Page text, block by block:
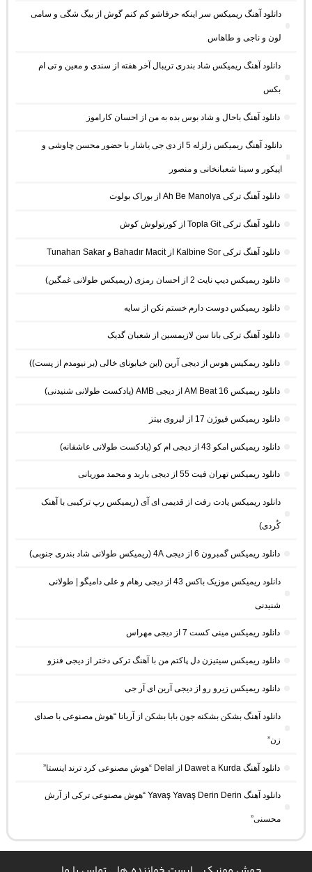
دانلود آهنگ ریمیکس سر اینکه حرفاشو کم کنم گوش از بیگ شگی و سامی
لون و ناجی و طاهاس
دانلود آهنگ ریمیکس شاد بندری تریبال آخر هفته از سندی و معین و تی ام
بکس
دانلود آهنگ باحال و شاد بوس بده به من از احسان کاراموز
دانلود آهنگ ریمیکس زلزله 5 از دی جی یاشار با حضور محسن چاوشی و
اپیکور و سینا شعبانخانی و منصور
دانلود آهنگ ترکی Ah Be Manolya از بوراک بولوت
دانلود آهنگ ترکی Topla Git از کورتولوش کوش
دانلود آهنگ ترکی Kalbine Sor از Bahadır Macit و Tunahan Sakar
دانلود ریمیکس دیپ نایت 2 از احسان رمزی (ریمیکس طولانی غمگین)
دانلود ریمیکس دوست دارم خستم نکن از سایه
دانلود آهنگ ترکی بانا سن لازیمسین از شعبان گدیک
دانلود ریمکیس هوس از دیجی آرین (این خیابونای خالی (بر نیومدم از پست))
دانلود ریمیکس AM Beat 16 از دیجی AMB (پادکست طولانی شنیدنی)
دانلود ریمیکس فیوژن 17 از لیروی بیتز
دانلود ریمیکس امکو 43 از دیجی ام کو (پادکست طولانی عاشقانه)
دانلود ریمیکس تهران فیت 55 از دیجی باربد و محمد موریانی
دانلود ریمیکس یادت رفت از قدیمی ای آی (ریمیکس رپ ترکیبی با آهنک
کُردی)
دانلود ریمیکس گمبرون 6 از دیجی 4A (ریمیکس طولانی شاد بندری جنوبی)
دانلود ریمیکس موزیک باکس 43 از دیجی رهام و علی دامیگو | طولانی
شنیدنی
دانلود ریمیکس مینی کست 7 از دیجی مهراس
دانلود ریمیکس سیتیزن دل پاکتم من با آهنگ ترکی دختر از دیجی فنزو
دانلود ریمیکس زیرو رو از دیجی آرین ای آر جی
دانلود آهنگ بشکن بشکنه جون بابا بشکن از آریانا “هوش مصنوعی با صدای
زن”
دانلود آهنگ Dawet a Kurda از Delal “هوش مصنوعی کرد ترند اینستا”
دانلود آهنگ Yavaş Yavaş Derin Derin “هوش مصنوعی ترکی از آرش
محسنی”